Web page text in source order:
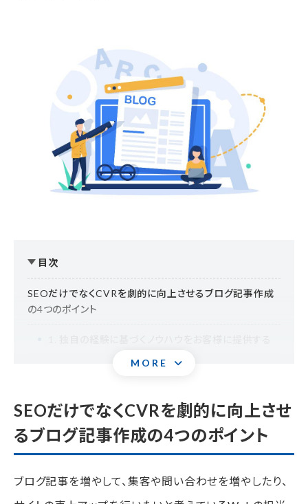
MORE
目次
SEOだけでなくCVRを劇的に向上させるブログ記事作成
の4つのポイント
2. よりターゲットを絞り込んだ課題解決
3. 情報量が確保された調査データなどに基づいたコ
ンテンツ
4. より専門的な内容を分かりやすく書く
生成AI活用のリスクとより独自性を出すポイント
SEOだけでなくCVRを劇的に向上させ
るブログ記事作成の4つのポイント
ブログ記事を増やして、集客や問い合わせを増やしたり、